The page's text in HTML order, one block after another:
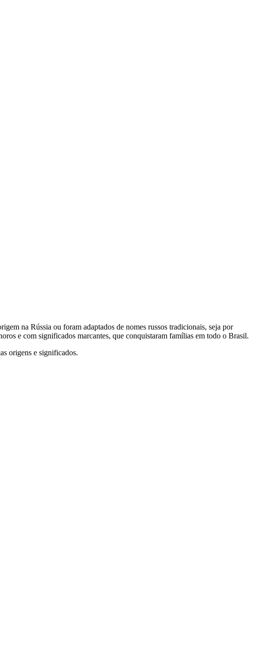
na Rússia ou foram adaptados de nomes russos tradicionais, seja por
e com significados marcantes, que conquistaram famílias em todo o Brasil.
origens e significados.